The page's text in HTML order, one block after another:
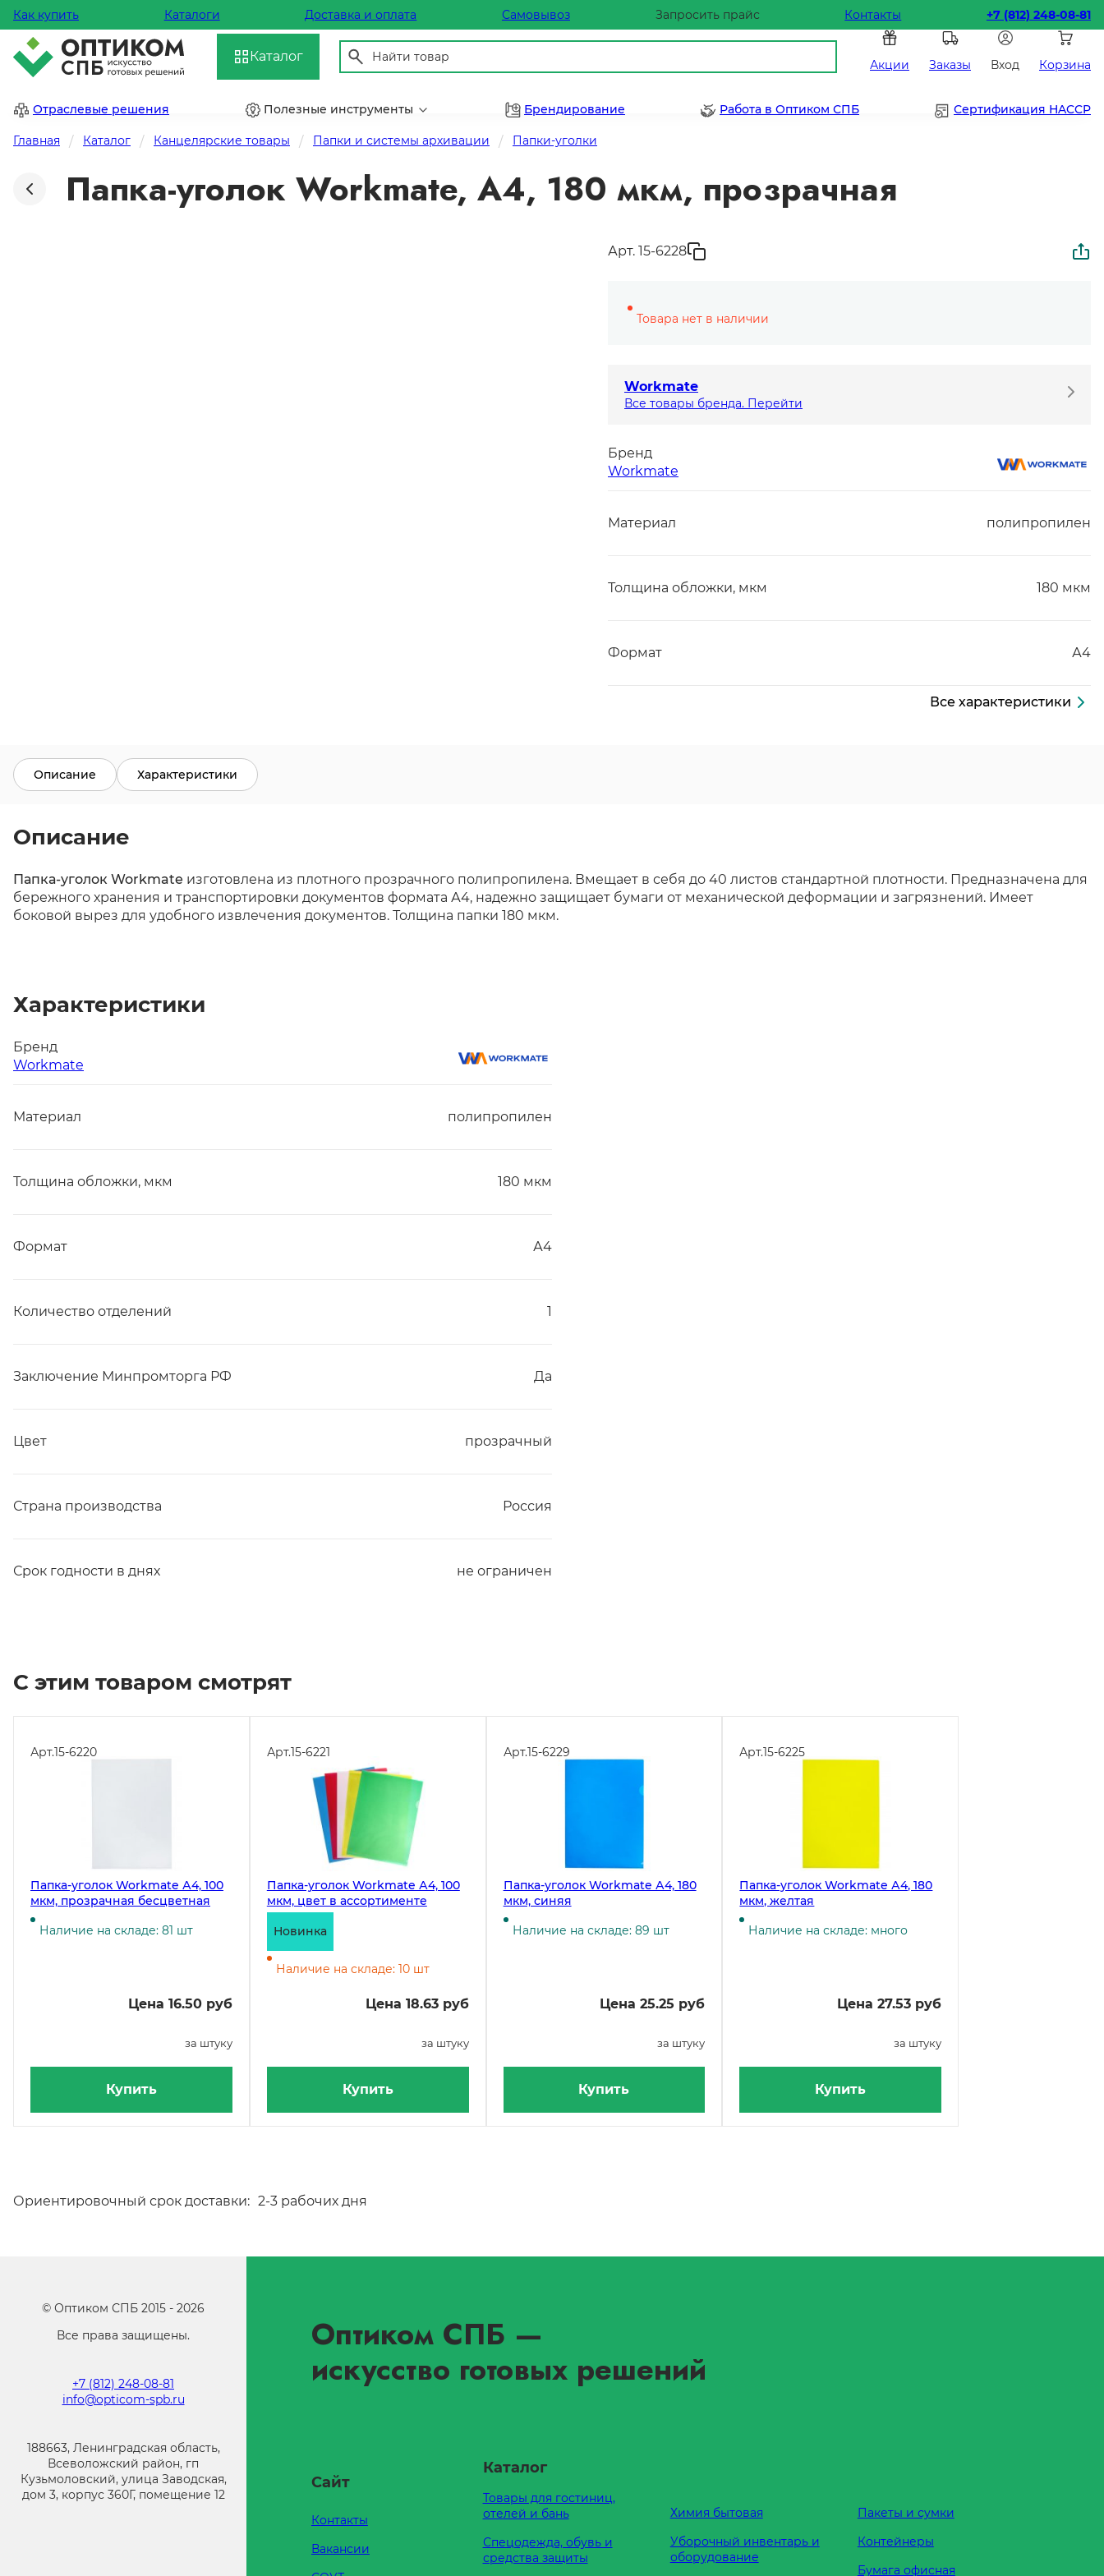
Как купить Каталоги Доставка и оплата Самовывоз Запросить прайс Контакты +7 (812) 248-08-81
Каталог
Акции Заказы Вход Корзина
Отраслевые решения Полезные инструменты Брендирование Работа в Оптиком СПБ Сертификация HACCP
Главная Каталог Канцелярские товары Папки и системы архивации Папки-уголки
Папка-уголок Workmate, А4, 180 мкм, прозрачная
Арт. 15-6228
Товара нет в наличии
Workmate
Все товары бренда. Перейти
Бренд
Workmate
Материал полипропилен
Толщина обложки, мкм 180 мкм
Формат А4
Все характеристики
Описание Характеристики
Описание
Папка-уголок Workmate изготовлена из плотного прозрачного полипропилена. Вмещает в себя до 40 листов стандартной плотности. Предназначена для
бережного хранения и транспортировки документов формата А4, надежно защищает бумаги от механической деформации и загрязнений. Имеет
боковой вырез для удобного извлечения документов. Толщина папки 180 мкм.
Характеристики
Бренд
Workmate
Материал полипропилен
Толщина обложки, мкм 180 мкм
Формат А4
Количество отделений 1
Заключение Минпромторга РФ Да
Цвет прозрачный
Страна производства Россия
Срок годности в днях не ограничен
С этим товаром смотрят
Арт.15-6220
Папка-уголок Workmate А4, 100
мкм, прозрачная бесцветная
Наличие на складе: 81 шт
Цена 16.50 руб
за штуку
Купить
Арт.15-6221
Папка-уголок Workmate А4, 100
мкм, цвет в ассортименте
Новинка
Наличие на складе: 10 шт
Цена 18.63 руб
за штуку
Купить
Арт.15-6229
Папка-уголок Workmate А4, 180
мкм, синяя
Наличие на складе: 89 шт
Цена 25.25 руб
за штуку
Купить
Арт.15-6225
Папка-уголок Workmate А4, 180
мкм, желтая
Наличие на складе: много
Цена 27.53 руб
за штуку
Купить
Ориентировочный срок доставки: 2-3 рабочих дня
© Оптиком СПБ 2015 - 2026
Все права защищены.
+7 (812) 248-08-81
info@opticom-spb.ru
188663, Ленинградская область,
Всеволожский район, гп
Кузьмоловский, улица Заводская,
дом 3, корпус 360Г, помещение 12
Оптиком СПБ —
искусство готовых решений
Сайт
Контакты
Вакансии
Каталог
Товары для гостиниц,
отелей и бань
Спецодежда, обувь и
средства защиты
Химия бытовая
Уборочный инвентарь и
оборудование
Пакеты и сумки
Контейнеры
Бумага офисная